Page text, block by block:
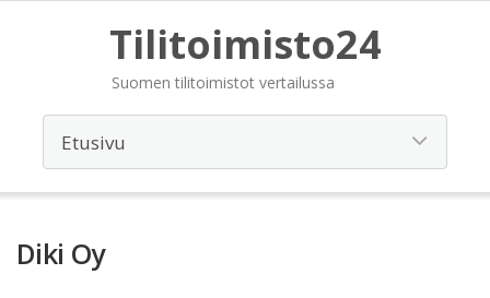
Tilitoimisto24
Suomen tilitoimistot vertailussa
Diki Oy